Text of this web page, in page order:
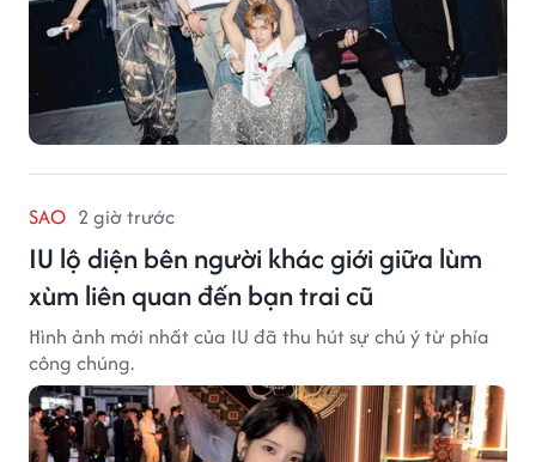
SAO 2 giờ trước
IU lộ diện bên người khác giới giữa lùm
xùm liên quan đến bạn trai cũ
Hình ảnh mới nhất của IU đã thu hút sự chú ý từ phía
công chúng.